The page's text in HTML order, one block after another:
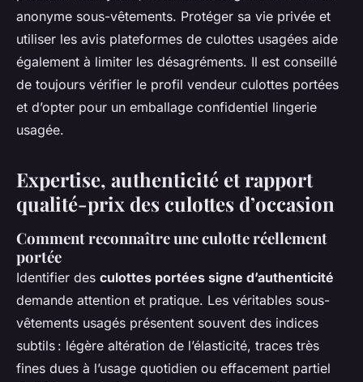
anonyme sous-vêtements. Protéger sa vie privée et
utiliser les avis plateformes de culottes usagées aide
également à limiter les désagréments. Il est conseillé
de toujours vérifier le profil vendeur culottes portées
et d’opter pour un emballage confidentiel lingerie
usagée.
Expertise, authenticité et rapport
qualité-prix des culottes d’occasion
Comment reconnaître une culotte réellement
portée
Identifier des culottes portées signe d’authenticité
demande attention et pratique. Les véritables sous-
vêtements usagés présentent souvent des indices
subtils : légère altération de l’élasticité, traces très
fines dues à l’usage quotidien ou effacement partiel